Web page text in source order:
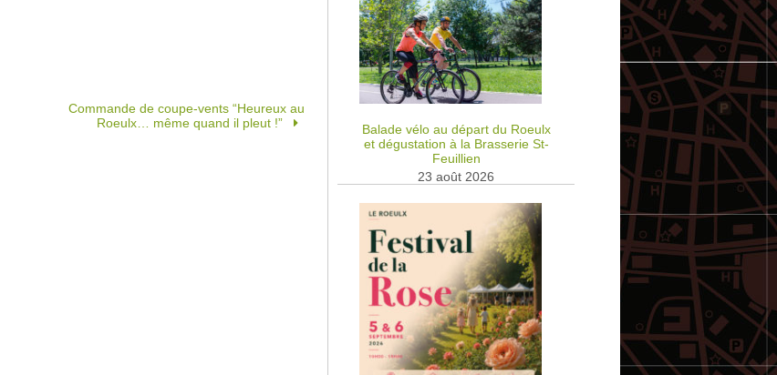
Commande de coupe-vents “Heureux au
Roeulx… même quand il pleut !”
Balade vélo au départ du Roeulx
et dégustation à la Brasserie St-
Feuillien
23 août 2026